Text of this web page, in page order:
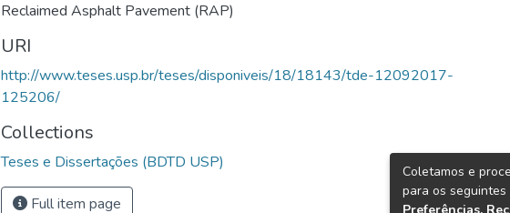
Reclaimed Asphalt Pavement (RAP)
URI
http://www.teses.usp.br/teses/disponiveis/18/18143/tde-12092017-
125206/
Collections
Teses e Dissertações (BDTD USP)
Full item page
Coletamos e
para os seguintes